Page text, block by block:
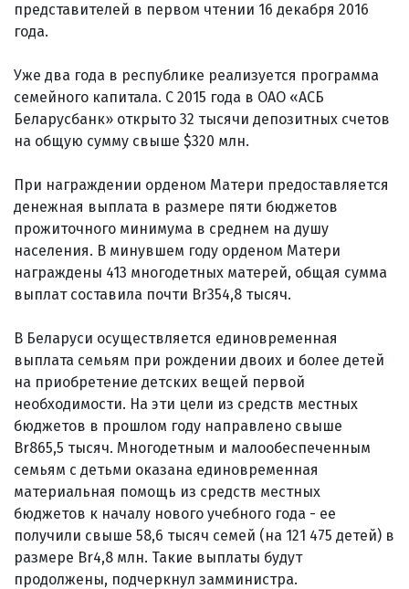
представителей в первом чтении 16 декабря 2016
года.
Уже два года в республике реализуется программа
семейного капитала. С 2015 года в ОАО «АСБ
Беларусбанк» открыто 32 тысячи депозитных счетов
на общую сумму свыше $320 млн.
При награждении орденом Матери предоставляется
денежная выплата в размере пяти бюджетов
прожиточного минимума в среднем на душу
населения. В минувшем году орденом Матери
награждены 413 многодетных матерей, общая сумма
выплат составила почти Br354,8 тысяч.
В Беларуси осуществляется единовременная
выплата семьям при рождении двоих и более детей
на приобретение детских вещей первой
необходимости. На эти цели из средств местных
бюджетов в прошлом году направлено свыше
Br865,5 тысяч. Многодетным и малообеспеченным
семьям с детьми оказана единовременная
материальная помощь из средств местных
бюджетов к началу нового учебного года - ее
получили свыше 58,6 тысяч семей (на 121 475 детей) в
размере Br4,8 млн. Такие выплаты будут
продолжены, подчеркнул замминистра.